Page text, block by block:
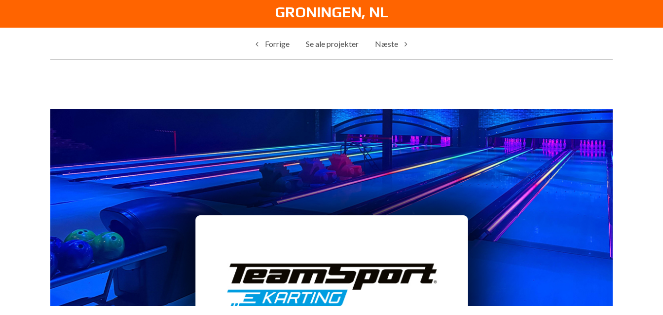
GRONINGEN, NL
Forrige Se ale projekter Næste